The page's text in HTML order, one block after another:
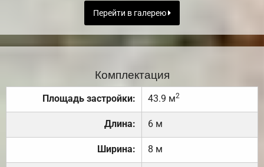
Перейти в галерею
Комплектация
Площадь застройки: 43.9 м2
Длина: 6 м
Ширина: 8 м